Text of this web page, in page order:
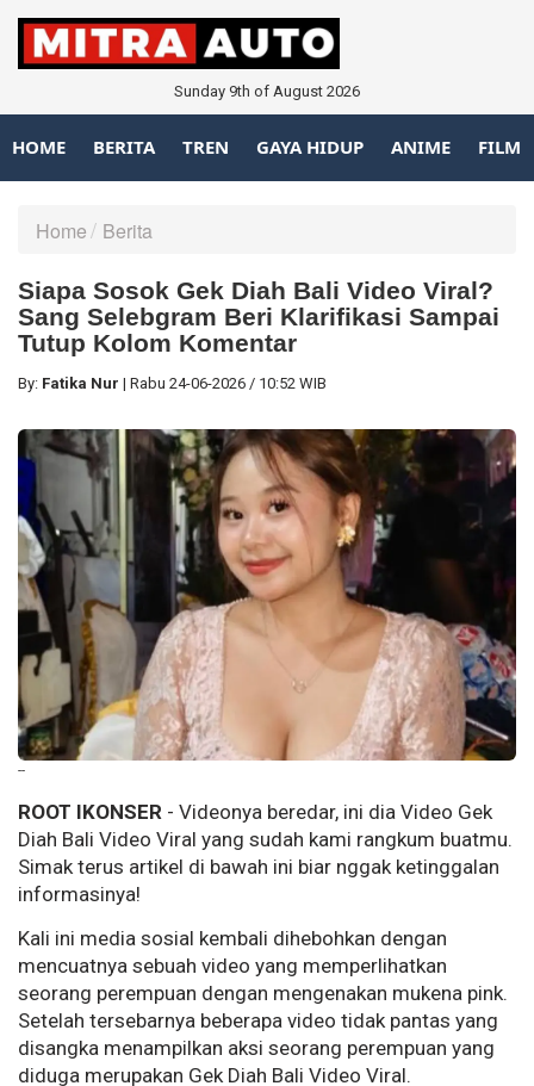
Sunday 9th of August 2026
HOME BERITA TREN GAYA HIDUP ANIME FILM
Home Berita
Siapa Sosok Gek Diah Bali Video Viral?
Sang Selebgram Beri Klarifikasi Sampai
Tutup Kolom Komentar
By: Fatika Nur | Rabu 24-06-2026 / 10:52 WIB
--
ROOT IKONSER - Videonya beredar, ini dia Video Gek
Diah Bali Video Viral yang sudah kami rangkum buatmu.
Simak terus artikel di bawah ini biar nggak ketinggalan
informasinya!
Kali ini media sosial kembali dihebohkan dengan
mencuatnya sebuah video yang memperlihatkan
seorang perempuan dengan mengenakan mukena pink.
Setelah tersebarnya beberapa video tidak pantas yang
disangka menampilkan aksi seorang perempuan yang
diduga merupakan Gek Diah Bali Video Viral.